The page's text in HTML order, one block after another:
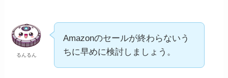
るんるん
Amazonのセールが終わらないう
ちに早めに検討しましょう。